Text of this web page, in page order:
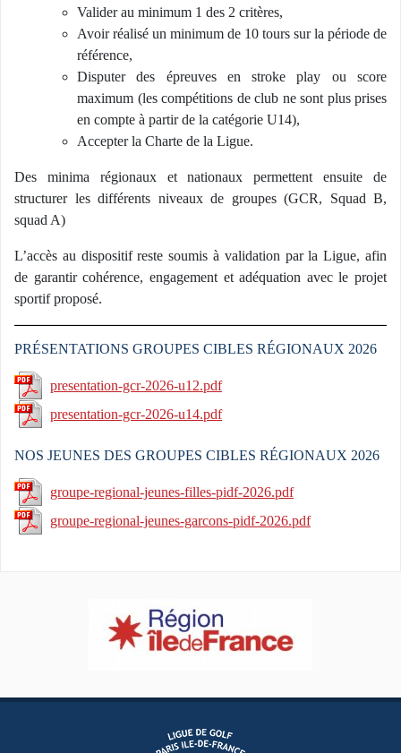
Valider au minimum 1 des 2 critères,
Avoir réalisé un minimum de 10 tours sur la période de
référence,
Disputer des épreuves en stroke play ou score
maximum (les compétitions de club ne sont plus prises
en compte à partir de la catégorie U14),
Accepter la Charte de la Ligue.
Des minima régionaux et nationaux permettent ensuite de
structurer les différents niveaux de groupes (GCR, Squad B,
squad A)
L’accès au dispositif reste soumis à validation par la Ligue, afin
de garantir cohérence, engagement et adéquation avec le projet
sportif proposé.
PRÉSENTATIONS GROUPES CIBLES RÉGIONAUX 2026
presentation-gcr-2026-u12.pdf
presentation-gcr-2026-u14.pdf
NOS JEUNES DES GROUPES CIBLES RÉGIONAUX 2026
groupe-regional-jeunes-filles-pidf-2026.pdf
groupe-regional-jeunes-garcons-pidf-2026.pdf